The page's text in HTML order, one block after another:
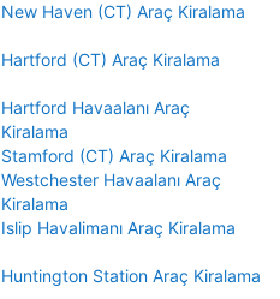
New Haven (CT) Araç Kiralama
Hartford (CT) Araç Kiralama
Hartford Havaalanı Araç
Kiralama
Stamford (CT) Araç Kiralama
Westchester Havaalanı Araç
Kiralama
Islip Havalimanı Araç Kiralama
Huntington Station Araç Kiralama